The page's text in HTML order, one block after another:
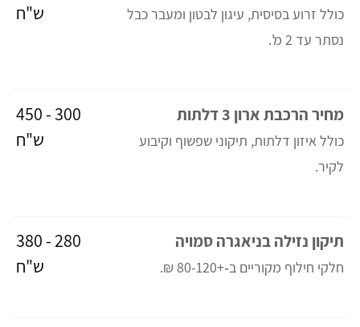
כולל זרוע בסיסית, עיגון לבטון ומעבר כבל
נסתר עד 2 מ'.
ש"ח
מחיר הרכבת ארון 3 דלתות
כולל איזון דלתות, תיקוני שפשוף וקיבוע
לקיר.
300 - 450
ש"ח
תיקון נזילה בניאגרה סמויה
חלקי חילוף מקוריים ב‑+80-120 ₪.
280 - 380
ש"ח